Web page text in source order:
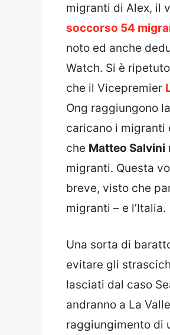
migranti di Alex, il
soccorso 54
noto ed anche
Watch. Si è
che il Vicepremier
Ong raggiungono
caricano i migranti
che Matteo Salvini
migranti. Questa
breve, visto che
migranti – e l’Italia.
Una sorta di
evitare gli
lasciati dal caso
andranno a La
raggiungimento di